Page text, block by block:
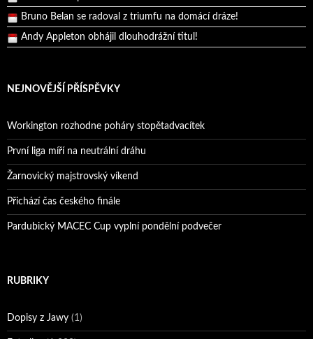
Bruno Belan se radoval z triumfu na domácí dráze!
Andy Appleton obhájil dlouhodrážní titul!
Reprezentační dvojice brala český titul!
NEJNOVĚJŠÍ PŘÍSPĚVKY
Workington rozhodne poháry stopětadvacítek
První liga míří na neutrální dráhu
Žarnovický majstrovský víkend
Přichází čas českého finále
Pardubický MACEC Cup vyplní pondělní podvečer
RUBRIKY
Dopisy z Jawy (1)